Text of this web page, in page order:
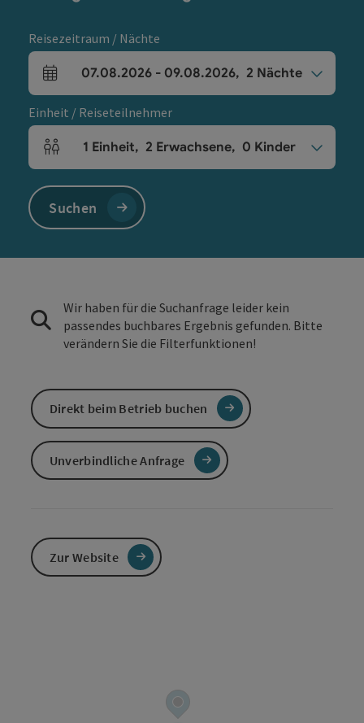
Reisezeitraum / Nächte
An- und Abreisefelder
07.08.2026 - 09.08.2026, 2 Nächte
Einheit / Reiseteilnehmer
Einheitenanzahl und Personenfelder
1 Einheit, 2 Erwachsene, 0 Kinder
Suchen
Wir haben für die Suchanfrage leider kein
passendes buchbares Ergebnis gefunden. Bitte
verändern Sie die Filterfunktionen!
Direkt beim Betrieb buchen
Unverbindliche Anfrage
Zur Website